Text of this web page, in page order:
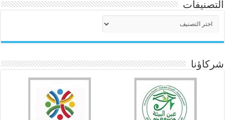
التصنيفات
شركاؤنا